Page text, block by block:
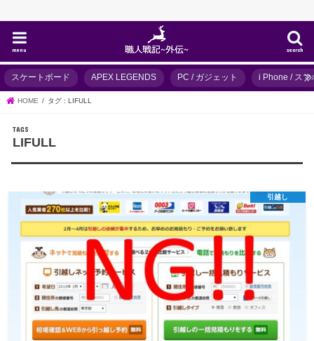
search
menu
スケートボード APEX LEGENDS PC / ガジェット i Phone / スマ
HOME タグ : LIFULL
LIFULL
引越し